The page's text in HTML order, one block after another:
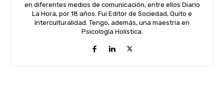
en diferentes medios de comunicación, entre ellos Diario
La Hora, por 18 años. Fui Editor de Sociedad, Quito e
Interculturalidad. Tengo, además, una maestría en
Psicología Holística.